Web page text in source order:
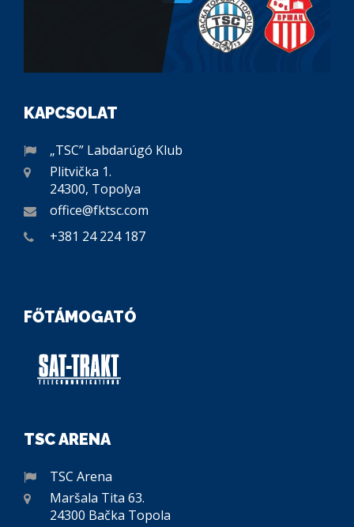
KAPCSOLAT
„TSC” Labdarúgó Klub
Plitvička 1.
24300, Topolya
office@fktsc.com
+381 24 224 187
FŐTÁMOGATÓ
TSC ARENA
TSC Arena
Maršala Tita 63.
24300 Bačka Topola